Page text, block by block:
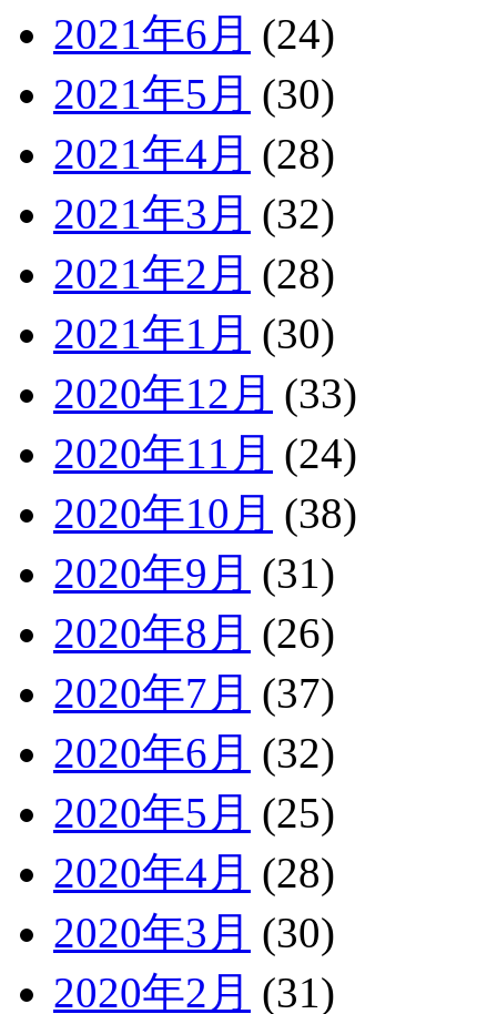
2021年6月 (24)
2021年5月 (30)
2021年4月 (28)
2021年3月 (32)
2021年2月 (28)
2021年1月 (30)
2020年12月 (33)
2020年11月 (24)
2020年10月 (38)
2020年9月 (31)
2020年8月 (26)
2020年7月 (37)
2020年6月 (32)
2020年5月 (25)
2020年4月 (28)
2020年3月 (30)
2020年2月 (31)